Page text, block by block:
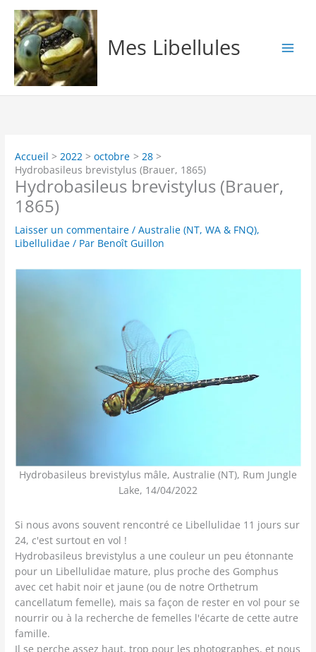
Aller
contenu
Mes Libellules
Accueil 2022 octobre
28
Hydrobasileus brevistylus (Brauer, 1865)
Hydrobasileus brevistylus (Brauer,
1865)
Laisser un commentaire /Australie (NT, WA & FNQ),
Libellulidae / Par Benoît Guillon
Hydrobasileus brevistylus mâle, Australie (NT), Rum Jungle
Lake, 14/04/2022
Si nous avons souvent rencontré ce Libellulidae 11 jours sur
24, c'est surtout en vol !
Hydrobasileus brevistylus a une couleur un peu étonnante
pour un Libellulidae mature, plus proche des Gomphus
avec cet habit noir et jaune (ou de notre Orthetrum
cancellatum femelle), mais sa façon de rester en vol pour se
nourrir ou à la recherche de femelles l'écarte de cette autre
famille.
Il se perche assez haut, trop pour les photographes, et nous